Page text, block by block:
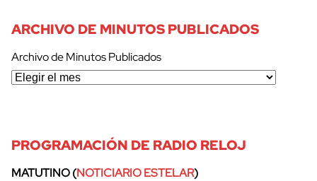
ARCHIVO DE MINUTOS PUBLICADOS
Archivo de Minutos Publicados
PROGRAMACIÓN DE RADIO RELOJ
MATUTINO (NOTICIARIO ESTELAR)